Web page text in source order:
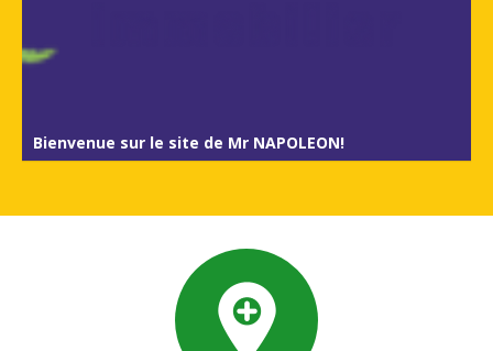
Bienvenue sur le site de Mr NAPOLEON!